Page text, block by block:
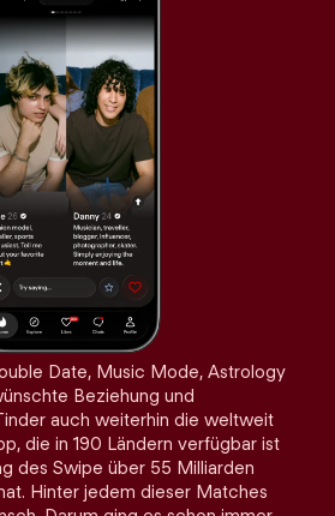
Date, Music Mode, Astrology
Beziehung und
auch weiterhin die weltweit
die in 190 Ländern verfügbar ist
des Swipe über 55 Milliarden
Hinter jedem dieser Matches